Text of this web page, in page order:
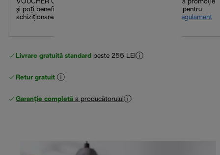
VOUCHER CADOU: cumpără un espressor participant la promoţie
şi poți beneficia de un voucher cadou de până la 150 lei pentru
achiziţionarea capsulelor de cafea.
Mai multe detalii în regulament
Livrare gratuită standard peste 255 LEI
Retur gratuit
Garanție completă a producătorului